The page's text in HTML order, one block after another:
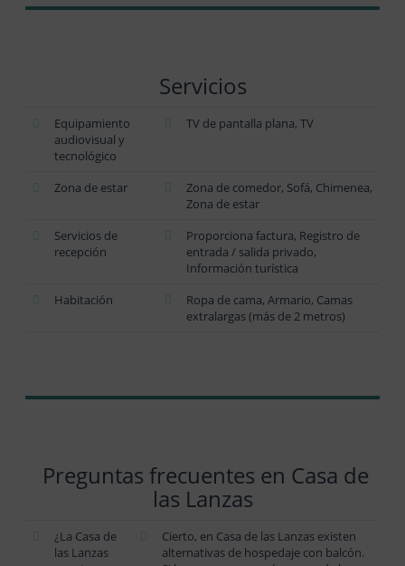
Servicios
Equipamiento
audiovisual y
tecnológico
TV de pantalla plana, TV
Zona de estar
Zona de comedor, Sofá, Chimenea,
Zona de estar
Servicios de
recepción
Proporciona factura, Registro de
entrada / salida privado,
Información turística
Habitación
Ropa de cama, Armario, Camas
extralargas (más de 2 metros)
Preguntas frecuentes en Casa de
las Lanzas
¿La Casa de
las Lanzas
Cierto, en Casa de las Lanzas existen
alternativas de hospedaje con balcón.